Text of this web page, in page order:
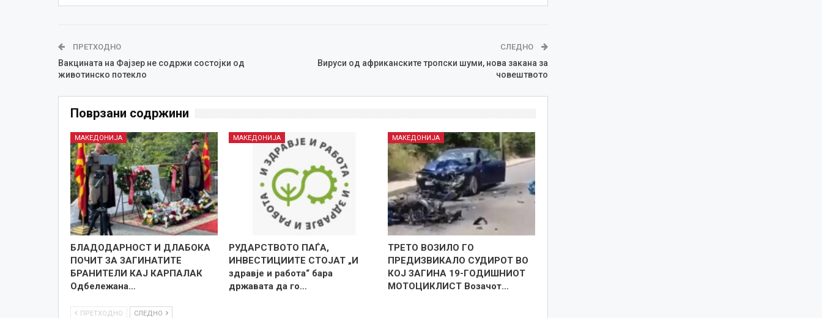
ПРЕТХОДНО
Вакцината на Фајзер не содржи состојки од
животинско потекло
СЛЕДНО
Вируси од африканските тропски шуми, нова закана за
човештвото
Поврзани содржини
МАКЕДОНИЈА
БЛАДОДАРНОСТ И ДЛАБОКА
ПОЧИТ ЗА ЗАГИНАТИТЕ
БРАНИТЕЛИ КАЈ КАРПАЛАК
Одбележана…
МАКЕДОНИЈА
РУДАРСТВОТО ПАЃА,
ИНВЕСТИЦИИТЕ СТОЈАТ „И
здравје и работа“ бара
државата да го…
МАКЕДОНИЈА
ТРЕТО ВОЗИЛО ГО
ПРЕДИЗВИКАЛО СУДИРОТ ВО
КОЈ ЗАГИНА 19-ГОДИШНИОТ
МОТОЦИКЛИСТ Возачот…
ПРЕТХОДНО СЛЕДНО